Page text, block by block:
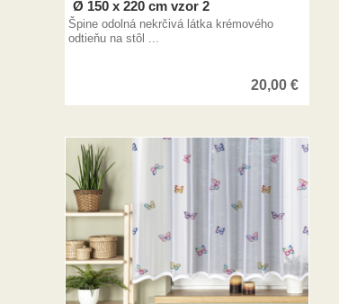
Ø 150 x 220 cm vzor 2
Špine odolná nekrčivá látka krémového
odtieňu na stôl ...
20,00€